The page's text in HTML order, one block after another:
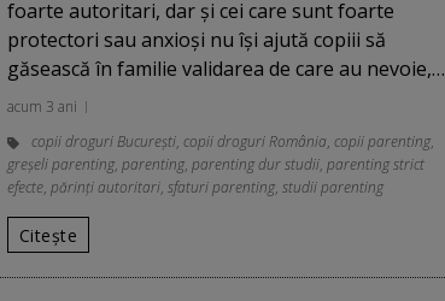
foarte autoritari, dar şi cei care sunt foarte
protectori sau anxioşi nu îşi ajută copiii să
găsească în familie validarea de care au nevoie,…
acum 3 ani
copii droguri București, copii droguri România, copii parenting,
greşeli parenting, parenting, parenting dur studii, parenting strict
efecte, părinţi autoritari, sfaturi parenting, studii parenting
Citește